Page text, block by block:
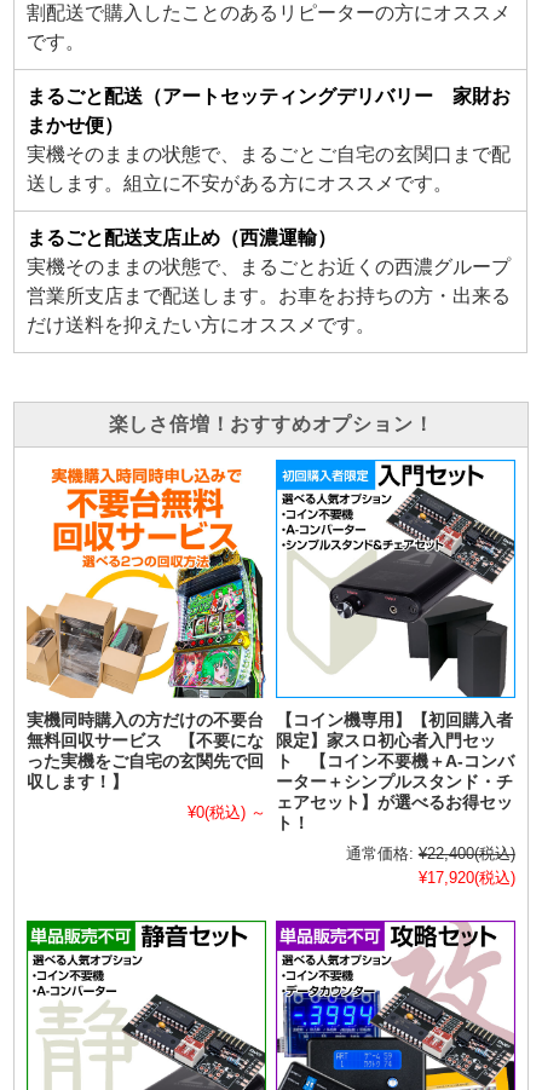
割配送で購入したことのあるリピーターの方にオススメ
です。
まるごと配送（アートセッティングデリバリー 家財お
まかせ便）
実機そのままの状態で、まるごとご自宅の玄関口まで配
送します。組立に不安がある方にオススメです。
まるごと配送支店止め（西濃運輸）
実機そのままの状態で、まるごとお近くの西濃グループ
営業所支店まで配送します。お車をお持ちの方・出来る
だけ送料を抑えたい方にオススメです。
楽しさ倍増！おすすめオプション！
実機同時購入の方だけの不要台
無料回収サービス 【不要にな
った実機をご自宅の玄関先で回
収します！】
¥0(税込) ～
【コイン機専用】【初回購入者
限定】家スロ初心者入門セッ
ト 【コイン不要機＋A-コンバ
ーター＋シンプルスタンド・チ
ェアセット】が選べるお得セッ
ト！
通常価格: ¥22,400(税込)
¥17,920(税込)